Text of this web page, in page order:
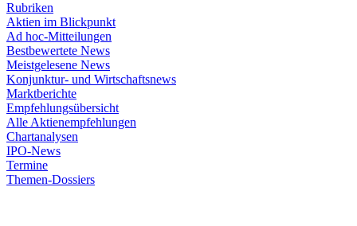
Rubriken
Aktien im Blickpunkt
Ad hoc-Mitteilungen
Bestbewertete News
Meistgelesene News
Konjunktur- und Wirtschaftsnews
Marktberichte
Empfehlungsübersicht
Alle Aktienempfehlungen
Chartanalysen
IPO-News
Termine
Themen-Dossiers